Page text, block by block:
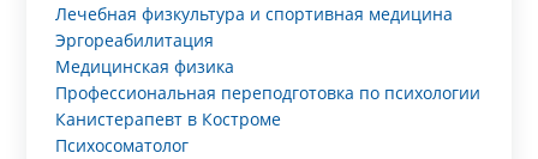
Лечебная физкультура и спортивная медицина
Эргореабилитация
Медицинская физика
Профессиональная переподготовка по психологии
Канистерапевт в Костроме
Психосоматолог